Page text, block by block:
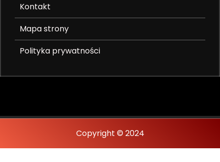
Kontakt
Mapa strony
Polityka prywatności
Copyright © 2024